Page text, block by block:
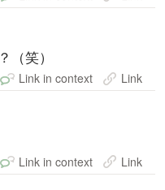
（笑）
Link in context Link
Link in context Link